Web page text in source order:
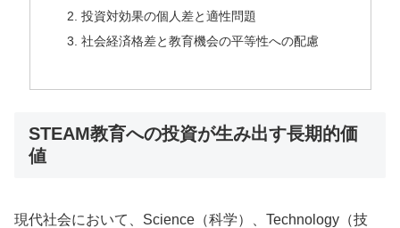
投資対効果の個人差と適性問題
社会経済格差と教育機会の平等性への配慮
STEAM教育への投資が生み出す長期的価
値
現代社会において、Science（科学）、Technology（技